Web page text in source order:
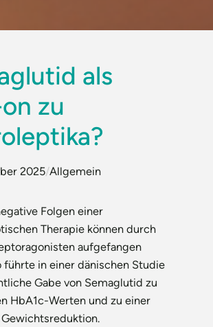
als
zu
2025/Allgemein
Folgen einer
Therapie können durch
aufgefangen
führte in einer dänischen Studie
Gabe von Semaglutid zu
HbA1c-Werten und zu einer